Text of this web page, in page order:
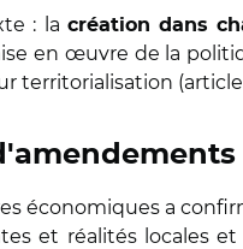
: la création dans
en œuvre de la
territorialisation (article
économiques a
et réalités locales